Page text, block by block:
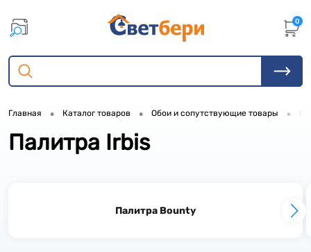
0
Главная • Каталог товаров • Обои и сопутствующие товары •
Палитра Irbis
Палитра Bounty
1